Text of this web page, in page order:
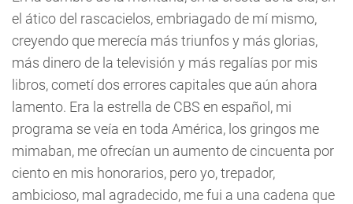
el ático del rascacielos, embriagado de mí mismo,
creyendo que merecía más triunfos y más glorias,
más dinero de la televisión y más regalías por mis
libros, cometí dos errores capitales que aún ahora
lamento. Era la estrella de CBS en español, mi
programa se veía en toda América, los gringos me
mimaban, me ofrecían un aumento de cincuenta por
ciento en mis honorarios, pero yo, trepador,
ambicioso, mal agradecido, me fui a una cadena que